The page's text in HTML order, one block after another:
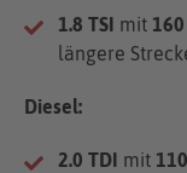
1.8 TSI mit
längere
Diesel:
2.0 TDI mit